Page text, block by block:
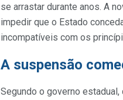
se arrastar durante anos. A
impedir que o Estado
incompatíveis com os
A suspensão
Segundo o governo